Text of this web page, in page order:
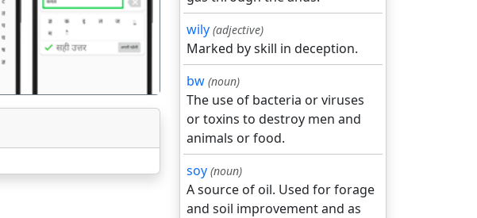
wily (adjective)
Marked by skill in deception.
bw (noun)
The use of bacteria or viruses
or toxins to destroy men and
animals or food.
soy (noun)
A source of oil. Used for forage
and soil improvement and as